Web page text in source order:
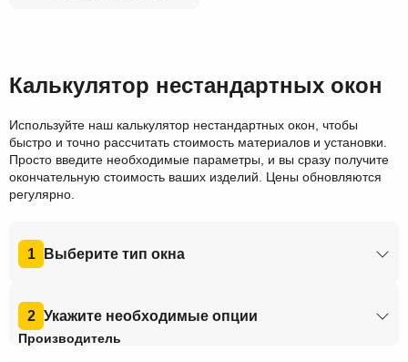
Калькулятор нестандартных окон
Используйте наш калькулятор нестандартных окон, чтобы
быстро и точно рассчитать стоимость материалов и установки.
Просто введите необходимые параметры, и вы сразу получите
окончательную стоимость ваших изделий. Цены обновляются
регулярно.
1 Выберите тип окна
2 Укажите необходимые опции
Производитель